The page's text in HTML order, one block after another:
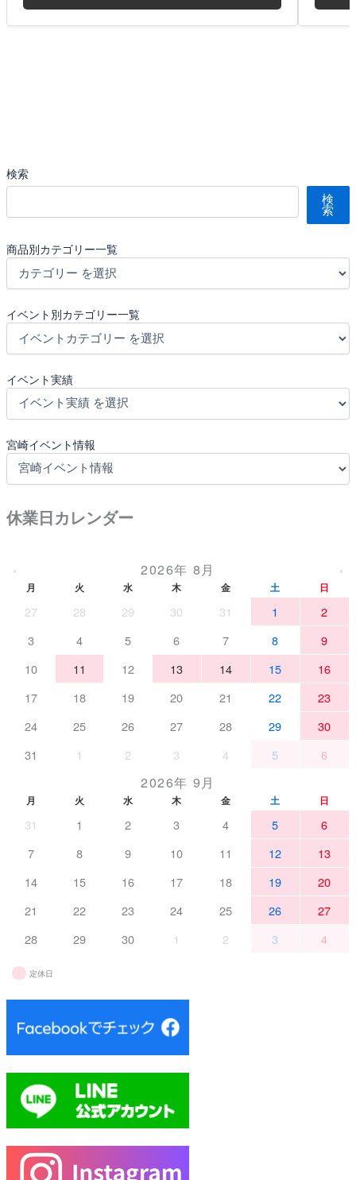
検索
検
索
商品別カテゴリー一覧
イベント別カテゴリー一覧
イベント実績
宮崎イベント情報
休業日カレンダー
‹ 2026年 8月 ›
月 火 水 木 金 土 日
27 28 29 30 31 1
2
3
4 5 6 7 8
9
10
11 12 13 14 15
16
17
18 19 20 21 22
23
24
25 26 27 28 29
30
31
1 2 3 4 5 6
2026年 9月
月 火 水 木 金 土 日
31 1 2 3 4 5
6
7
8 9 10 11 12
13
14
15 16 17 18 19
20
21
22 23 24 25 26
27
28
29 30 1 2 3 4
定休日